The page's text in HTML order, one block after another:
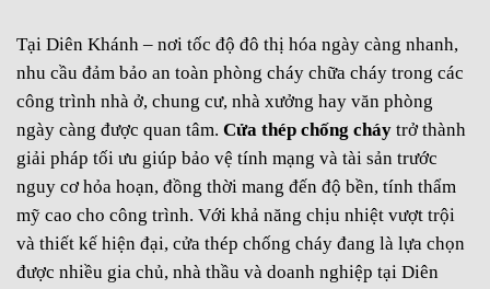
Tại Diên Khánh – nơi tốc độ đô thị hóa ngày càng nhanh,
nhu cầu đảm bảo an toàn phòng cháy chữa cháy trong các
công trình nhà ở, chung cư, nhà xưởng hay văn phòng
ngày càng được quan tâm. Cửa thép chống cháy trở thành
giải pháp tối ưu giúp bảo vệ tính mạng và tài sản trước
nguy cơ hỏa hoạn, đồng thời mang đến độ bền, tính thẩm
mỹ cao cho công trình. Với khả năng chịu nhiệt vượt trội
và thiết kế hiện đại, cửa thép chống cháy đang là lựa chọn
được nhiều gia chủ, nhà thầu và doanh nghiệp tại Diên